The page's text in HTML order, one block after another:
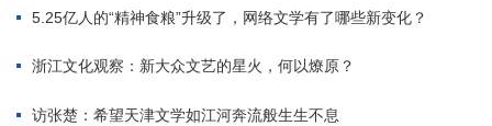
5.25亿人的“精神食粮”升级了，网络文学有了哪些新变化？
浙江文化观察：新大众文艺的星火，何以燎原？
访张楚：希望天津文学如江河奔流般生生不息